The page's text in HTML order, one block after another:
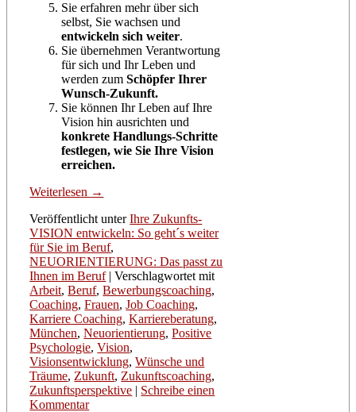
Sie erfahren mehr über sich
selbst, Sie wachsen und
entwickeln sich weiter.
Sie übernehmen Verantwortung
für sich und Ihr Leben und
werden zumSchöpfer Ihrer
Wunsch-Zukunft.
Sie können Ihr Leben auf Ihre
Vision hin ausrichten und
konkrete Handlungs-Schritte
festlegen, wie Sie Ihre Vision
erreichen.
Weiterlesen →
Veröffentlicht unter Ihre Zukunfts-
VISION entwickeln: So geht´s weiter
für Sie im Beruf,
NEUORIENTIERUNG: Das passt zu
Ihnen im Beruf |Verschlagwortet mit
Arbeit,Beruf,Bewerbungscoaching,
Coaching,Frauen,Job Coaching,
Karriere Coaching,Karriereberatung,
München,Neuorientierung,Positive
Psychologie,Vision,
Visionsentwicklung,Wünsche und
Träume, Zukunft, Zukunftscoaching,
Zukunftsperspektive | Schreibe einen
Kommentar